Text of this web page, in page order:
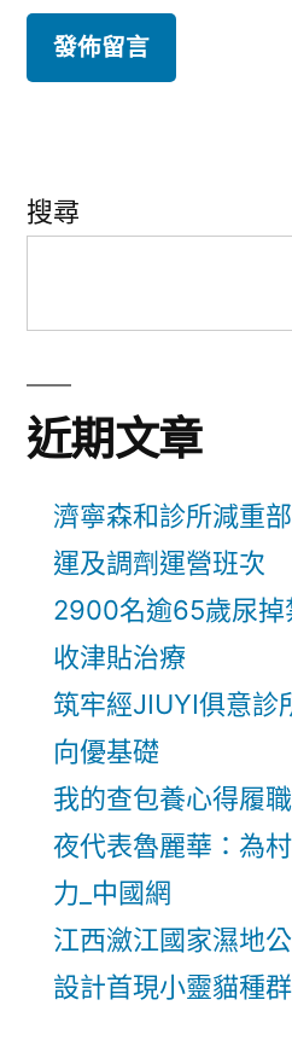
搜尋
近期文章
濟寧森和診所減重
運及調劑運營班次
2900名逾65歲尿掉
收津貼治療
筑牢經JIUYI俱意診
向優基礎
我的查包養心得履
夜代表魯麗華：為
力_中國網
江西瀲江國家濕地
設計首現小靈貓種群